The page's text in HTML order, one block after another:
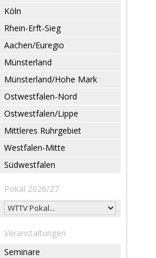
Köln
Rhein-Erft-Sieg
Aachen/Euregio
Münsterland
Münsterland/Hohe Mark
Ostwestfalen-Nord
Ostwestfalen/Lippe
Mittleres Ruhrgebiet
Westfalen-Mitte
Südwestfalen
Pokal 2026/27
Veranstaltungen
Seminare